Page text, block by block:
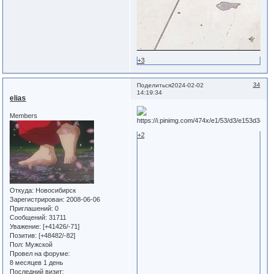
+3
Поделиться 34
2024-02-02
14:19:34
elias
Members
Откуда: Новосибирск
Зарегистрирован: 2008-06-06
Приглашений: 0
Сообщений: 31711
Уважение: [+41426/-71]
Позитив: [+48482/-82]
Пол: Мужской
Провел на форуме:
8 месяцев 1 день
Последний визит:
+2